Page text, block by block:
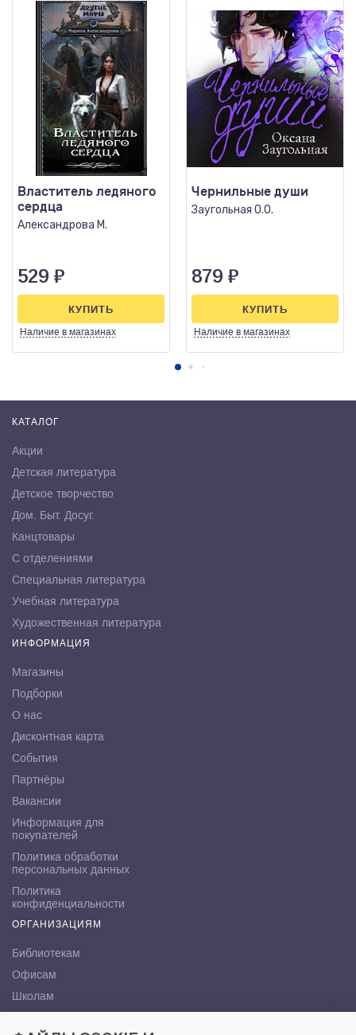
Властитель ледяного
сердца
Александрова М.
529 ₽
Наличие в магазинах
КУПИТЬ
Чернильные души
Заугольная О.О.
879 ₽
Наличие в магазинах
КУПИТЬ
КАТАЛОГ
Акции
Детская литература
Детское творчество
Дом. Быт. Досуг.
Канцтовары
С отделениями
Специальная литература
Учебная литература
Художественная литература
ИНФОРМАЦИЯ
Магазины
Подборки
О нас
Дисконтная карта
События
Партнёры
Вакансии
Информация для
покупателей
Политика обработки
персональных данных
Политика
конфиденциальности
ОРГАНИЗАЦИЯМ
Библиотекам
Офисам
Школам